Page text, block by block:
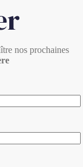
nos prochaines